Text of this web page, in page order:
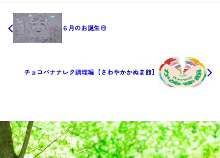
６月のお誕生日
チョコバナナレク調理編【さわやかかぬま館】